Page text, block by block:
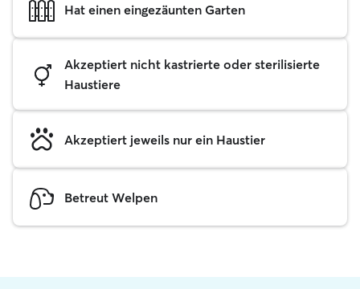
Hat einen eingezäunten Garten
Akzeptiert nicht kastrierte oder sterilisierte
Haustiere
Akzeptiert jeweils nur ein Haustier
Betreut Welpen